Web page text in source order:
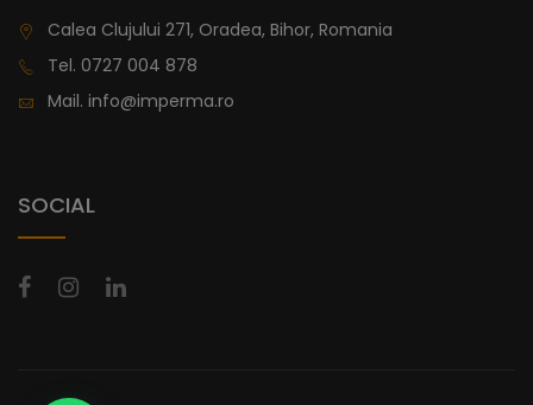
Calea Clujului 271, Oradea, Bihor, Romania
Tel. 0727 004 878
Mail. info@imperma.ro
SOCIAL